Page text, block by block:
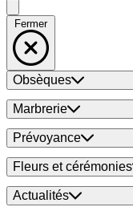
Fermer
Obsèques
Marbrerie
Prévoyance
Fleurs et cérémonies
Actualités